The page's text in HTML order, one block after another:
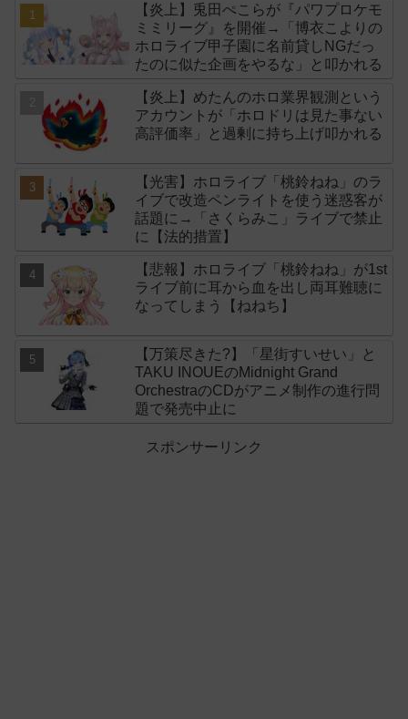
【炎上】兎田ぺこらが『パワプロケモ
ミミリーグ』を開催→「博衣こよりの
ホロライブ甲子園に名前貸しNGだっ
たのに似た企画をやるな」と叩かれる
【炎上】めたんのホロ業界観測という
アカウントが「ホロドリは見た事ない
高評価率」と過剰に持ち上げ叩かれる
【光害】ホロライブ「桃鈴ねね」のラ
イブで改造ペンライトを使う迷惑客が
話題に→「さくらみこ」ライブで禁止
に【法的措置】
【悲報】ホロライブ「桃鈴ねね」が1st
ライブ前に耳から血を出し両耳難聴に
なってしまう【ねねち】
【万策尽きた?】「星街すいせい」と
TAKU INOUEのMidnight Grand
OrchestraのCDがアニメ制作の進行問
題で発売中止に
スポンサーリンク